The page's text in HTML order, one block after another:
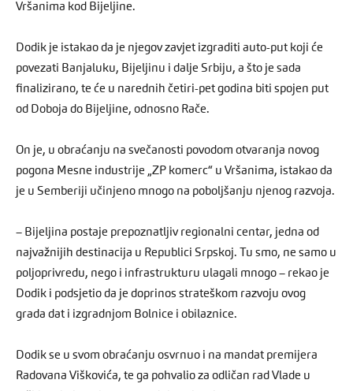
Vršanima kod Bijeljine.
Dodik je istakao da je njegov zavjet izgraditi auto-put koji će
povezati Banjaluku, Bijeljinu i dalje Srbiju, a što je sada
finalizirano, te će u narednih četiri-pet godina biti spojen put
od Doboja do Bijeljine, odnosno Rače.
On je, u obraćanju na svečanosti povodom otvaranja novog
pogona Mesne industrije „ZP komerc“ u Vršanima, istakao da
je u Semberiji učinjeno mnogo na poboljšanju njenog razvoja.
– Bijeljina postaje prepoznatljiv regionalni centar, jedna od
najvažnijih destinacija u Republici Srpskoj. Tu smo, ne samo u
poljoprivredu, nego i infrastrukturu ulagali mnogo – rekao je
Dodik i podsjetio da je doprinos strateškom razvoju ovog
grada dat i izgradnjom Bolnice i obilaznice.
Dodik se u svom obraćanju osvrnuo i na mandat premijera
Radovana Viškovića, te ga pohvalio za odličan rad Vlade u